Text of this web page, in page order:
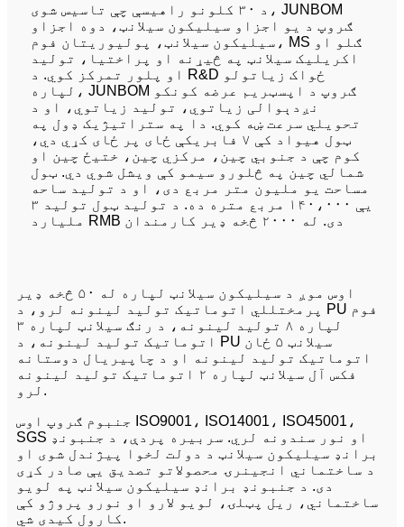
د ۳۰ کلونو راهیسې چې تاسیس شوی، JUNBOM
ګروپ د یو اجزاو سیلیکون سیلانټ، دوه اجزاو
سیلیکون سیلانټ، پولیوریتان فوم، MS ګلو او
اکریلیک سیلانټ په څیړنه او پراختیا، تولید
او پلور تمرکز کوي. د R&D ځواک زیاتولو
لپاره، JUNBOM ګروپ د اپسټریم عرضه کونکو
نږدېوالی زیاتوي، تولید زیاتوي، او د
تحویلي سرعت ښه کوي. دا په ستراتیژیک ډول په
ټول هیواد کې ۷ فابریکې ځای پر ځای کړي دي،
کوم چې د جنوبي چین، مرکزي چین، ختیځ چین او
شمالي چین په څلورو سیمو کې ویشل شوي دي. ټول
مساحت یو ملیون متر مربع دی، او د تولید ساحه
یې ۱۴۰،۰۰۰ مربع متره ده. د تولید ټول تولید ۳
ملیارد RMB دی. له ۲۰۰۰ څخه ډیر کارمندان
اوس موږ د سیلیکون سیلانټ لپاره له ۵۰ څخه ډیر
پرمختللي اتوماتیک تولید لینونه لرو، د PU فوم
لپاره ۸ تولید لینونه، د رنګ سیلانټ لپاره ۳
اتوماتیک تولید لینونه، د PU سیلانټ ۵ ځان
اتوماتیک تولید لینونه او د چاپیریال دوستانه
فکس آل سیلانټ لپاره ۲ اتوماتیک تولید لینونه
لرو.
جنبوم ګروپ اوس ISO9001، ISO14001، ISO45001،
SGS او نور سندونه لري. سربیره پردې، د جنبونډ
برانډ سیلیکون سیلانټ د دولت لخوا پیژندل شوی او
د ساختماني انجینرۍ محصولاتو تصدیق یې صادر کړی
دی. د جنبونډ برانډ سیلیکون سیلانټ په لویو
ساختماني، ریل پټلۍ، لویو لارو او نورو پروژو کې
کارول کیدی شي.